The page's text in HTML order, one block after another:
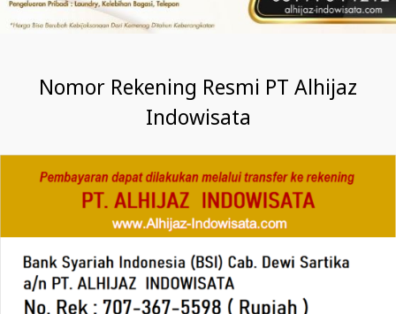
Nomor Rekening Resmi PT Alhijaz
Indowisata